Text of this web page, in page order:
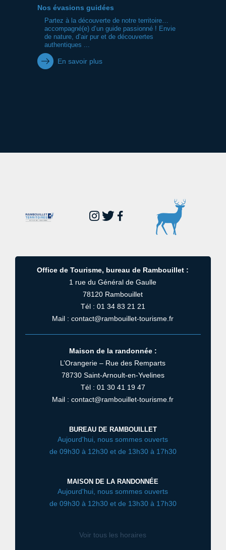
Nos évasions guidées
Partez à la découverte de notre territoire…
accompagné(e) d’un guide passionné ! Envie
de nature, d’air pur et de découvertes
authentiques ...
En savoir plus
Office de Tourisme, bureau de Rambouillet :
1 rue du Général de Gaulle
78120 Rambouillet
Tél : 01 34 83 21 21
Mail : contact@rambouillet-tourisme.fr
Maison de la randonnée :
L’Orangerie – Rue des Remparts
78730 Saint-Arnoult-en-Yvelines
Tél : 01 30 41 19 47
Mail : contact@rambouillet-tourisme.fr
BUREAU DE RAMBOUILLET
Aujourd'hui, nous sommes ouverts
de 09h30 à 12h30 et de 13h30 à 17h30
MAISON DE LA RANDONNÉE
Aujourd'hui, nous sommes ouverts
de 09h30 à 12h30 et de 13h30 à 17h30
Voir tous les horaires